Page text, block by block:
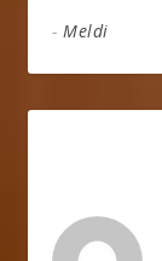
- Meldi